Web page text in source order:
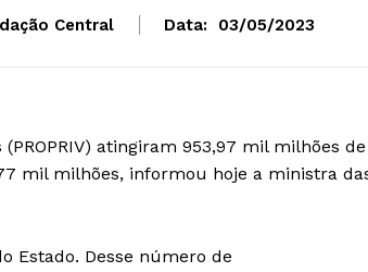
Central Data: 03/05/2023
atingiram 953,97 mil milhões de
mil milhões, informou hoje a ministra
Estado. Desse número de